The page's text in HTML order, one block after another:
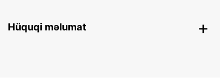
Hüquqi məlumat